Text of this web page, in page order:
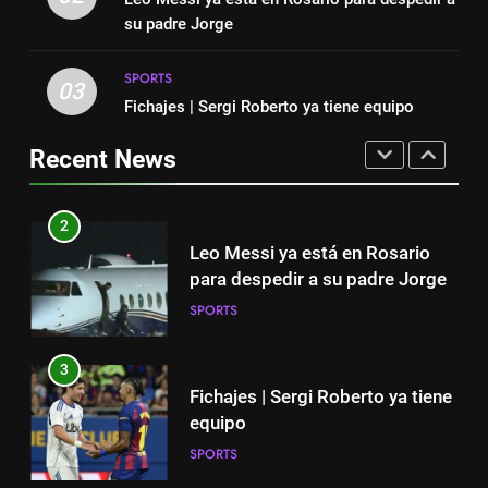
padre y el dolor es inexplicable”
SPORTS
2
Leo Messi ya está en Rosario
para despedir a su padre Jorge
SPORTS
3
Fichajes | Sergi Roberto ya tiene
equipo
SPORTS
4
Victoria de Chicago Fire: así fue
el partido de Lewandowski
SPORTS
su padre Jorge
03
SPORTS
Fichajes | Sergi Roberto ya tiene equipo
Recent News
SPORTS
1
“Cuando me enteré me dio
mucha tristeza; yo perdí a mi
padre y el dolor es inexplicable”
2
Leo Messi ya está en Rosario
para despedir a su padre Jorge
SPORTS
3
Fichajes | Sergi Roberto ya tiene
equipo
SPORTS